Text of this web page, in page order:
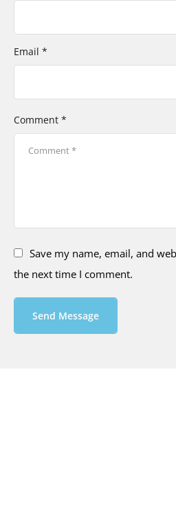
Comment *
Email *
Save my name, email, and
the next time I comment.
Send Message